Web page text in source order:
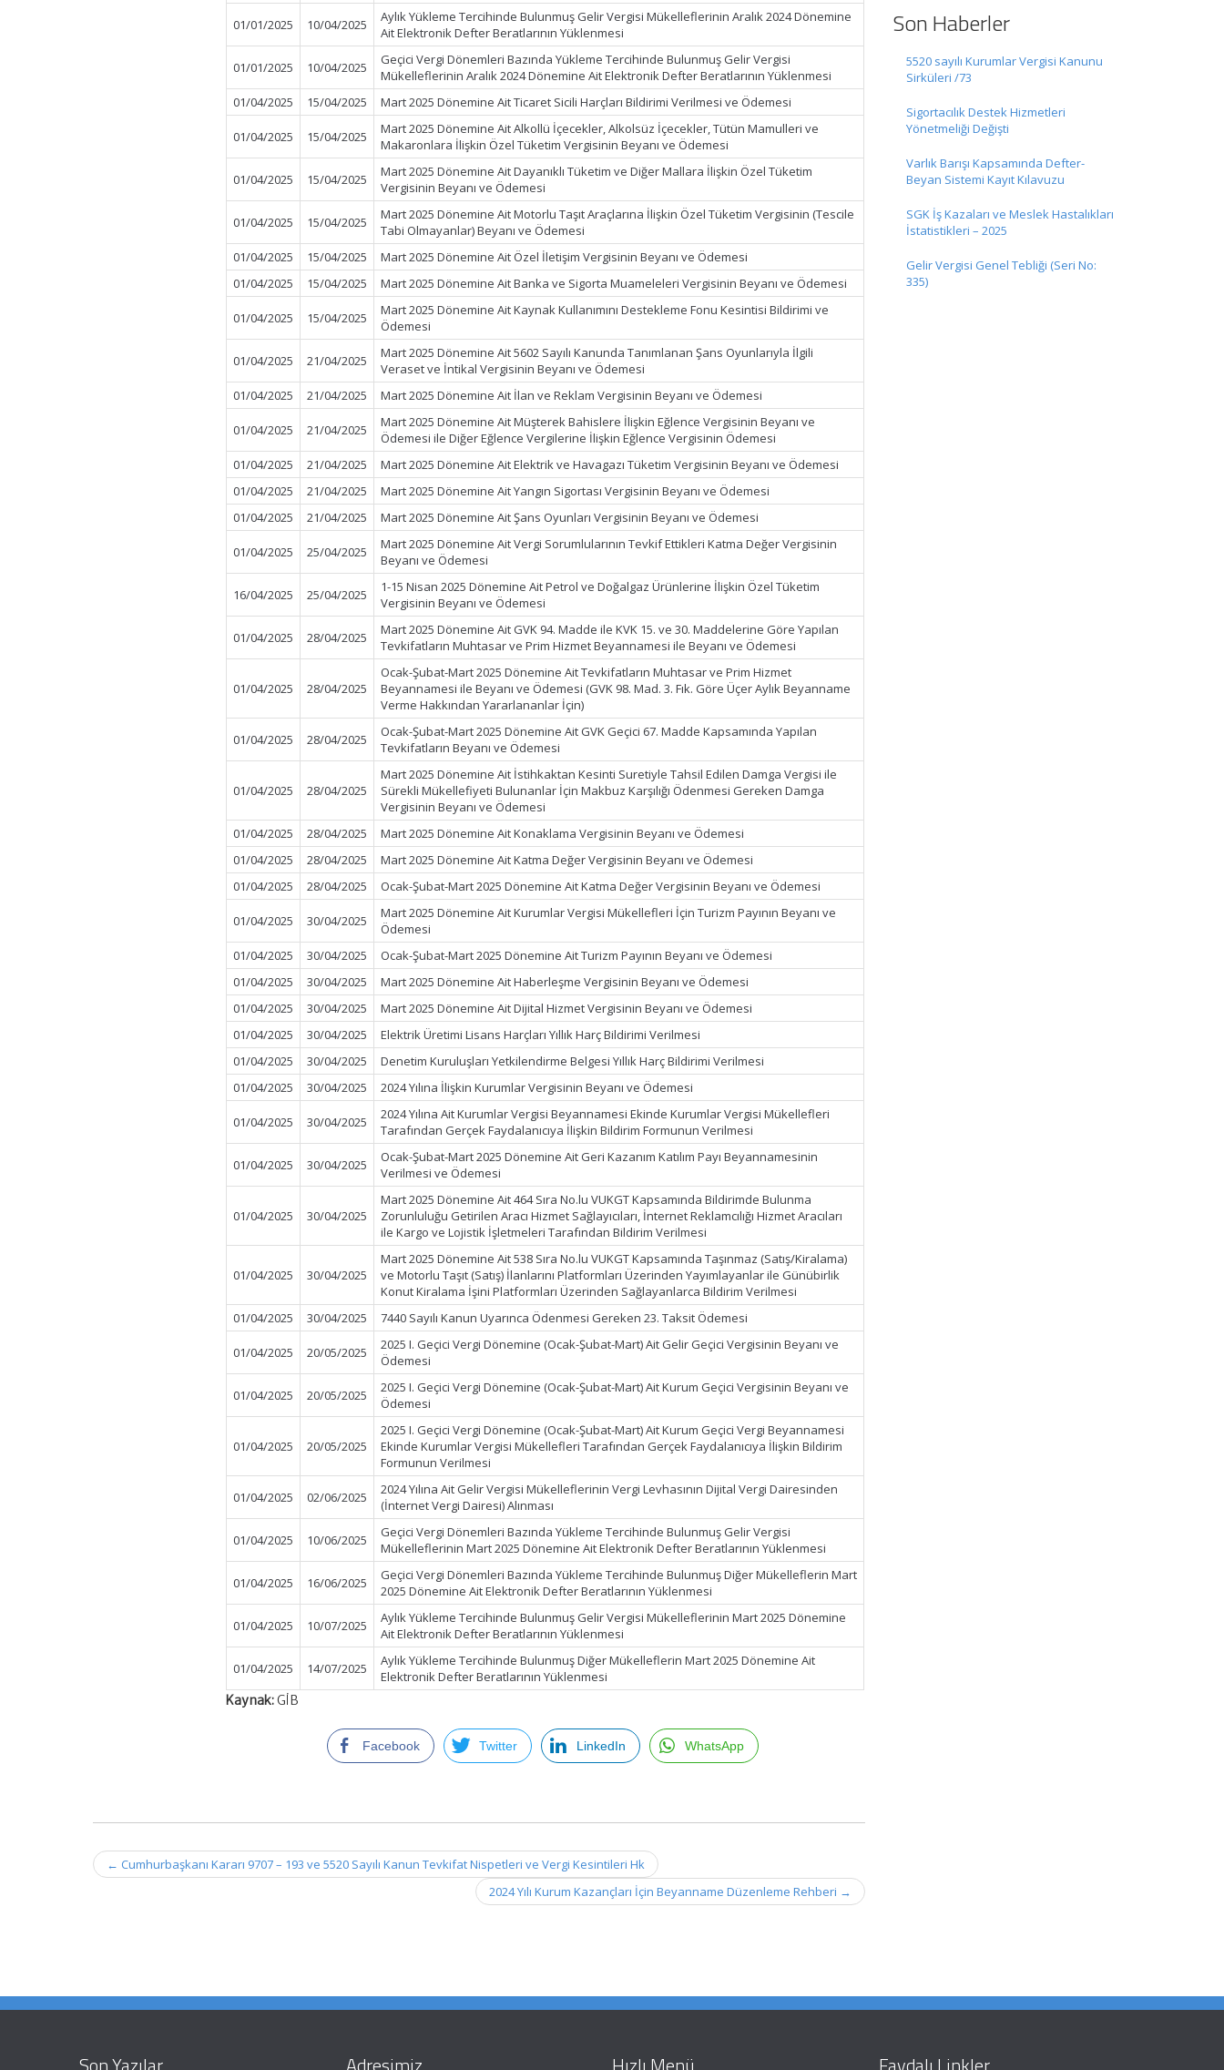
01/01/2025 10/04/2025
Aylık Yükleme Tercihinde Bulunmuş Gelir Vergisi Mükelleflerinin Aralık 2024 Dönemine
Ait Elektronik Defter Beratlarının Yüklenmesi
01/01/2025 10/04/2025
Geçici Vergi Dönemleri Bazında Yükleme Tercihinde Bulunmuş Gelir Vergisi
Mükelleflerinin Aralık 2024 Dönemine Ait Elektronik Defter Beratlarının Yüklenmesi
01/04/2025
15/04/2025 Mart 2025 Dönemine Ait Ticaret Sicili Harçları Bildirimi Verilmesi ve Ödemesi
01/04/2025 15/04/2025
Mart 2025 Dönemine Ait Alkollü İçecekler, Alkolsüz İçecekler, Tütün Mamulleri ve
Makaronlara İlişkin Özel Tüketim Vergisinin Beyanı ve Ödemesi
01/04/2025 15/04/2025
Mart 2025 Dönemine Ait Dayanıklı Tüketim ve Diğer Mallara İlişkin Özel Tüketim
Vergisinin Beyanı ve Ödemesi
01/04/2025 15/04/2025
Mart 2025 Dönemine Ait Motorlu Taşıt Araçlarına İlişkin Özel Tüketim Vergisinin (Tescile
Tabi Olmayanlar) Beyanı ve Ödemesi
01/04/2025
15/04/2025
Mart 2025 Dönemine Ait Özel İletişim Vergisinin Beyanı ve Ödemesi
01/04/2025
15/04/2025 Mart 2025 Dönemine Ait Banka ve Sigorta Muameleleri Vergisinin Beyanı ve Ödemesi
01/04/2025 15/04/2025
Mart 2025 Dönemine Ait Kaynak Kullanımını Destekleme Fonu Kesintisi Bildirimi ve
Ödemesi
01/04/2025 21/04/2025
Mart 2025 Dönemine Ait 5602 Sayılı Kanunda Tanımlanan Şans Oyunlarıyla İlgili
Veraset ve İntikal Vergisinin Beyanı ve Ödemesi
01/04/2025
21/04/2025 Mart 2025 Dönemine Ait İlan ve Reklam Vergisinin Beyanı ve Ödemesi
01/04/2025 21/04/2025
Mart 2025 Dönemine Ait Müşterek Bahislere İlişkin Eğlence Vergisinin Beyanı ve
Ödemesi ile Diğer Eğlence Vergilerine İlişkin Eğlence Vergisinin Ödemesi
01/04/2025
21/04/2025
Mart 2025 Dönemine Ait Elektrik ve Havagazı Tüketim Vergisinin Beyanı ve Ödemesi
01/04/2025
21/04/2025
Mart 2025 Dönemine Ait Yangın Sigortası Vergisinin Beyanı ve Ödemesi
01/04/2025
21/04/2025 Mart 2025 Dönemine Ait Şans Oyunları Vergisinin Beyanı ve Ödemesi
01/04/2025 25/04/2025
Mart 2025 Dönemine Ait Vergi Sorumlularının Tevkif Ettikleri Katma Değer Vergisinin
Beyanı ve Ödemesi
16/04/2025 25/04/2025
1-15 Nisan 2025 Dönemine Ait Petrol ve Doğalgaz Ürünlerine İlişkin Özel Tüketim
Vergisinin Beyanı ve Ödemesi
01/04/2025 28/04/2025
Mart 2025 Dönemine Ait GVK 94. Madde ile KVK 15. ve 30. Maddelerine Göre Yapılan
Tevkifatların Muhtasar ve Prim Hizmet Beyannamesi ile Beyanı ve Ödemesi
01/04/2025 28/04/2025
Ocak-Şubat-Mart 2025 Dönemine Ait Tevkifatların Muhtasar ve Prim Hizmet
Beyannamesi ile Beyanı ve Ödemesi (GVK 98. Mad. 3. Fık. Göre Üçer Aylık Beyanname
Verme Hakkından Yararlananlar İçin)
01/04/2025 28/04/2025
Ocak-Şubat-Mart 2025 Dönemine Ait GVK Geçici 67. Madde Kapsamında Yapılan
Tevkifatların Beyanı ve Ödemesi
01/04/2025 28/04/2025
Mart 2025 Dönemine Ait İstihkaktan Kesinti Suretiyle Tahsil Edilen Damga Vergisi ile
Sürekli Mükellefiyeti Bulunanlar İçin Makbuz Karşılığı Ödenmesi Gereken Damga
Vergisinin Beyanı ve Ödemesi
01/04/2025
28/04/2025
Mart 2025 Dönemine Ait Konaklama Vergisinin Beyanı ve Ödemesi
01/04/2025
28/04/2025
Mart 2025 Dönemine Ait Katma Değer Vergisinin Beyanı ve Ödemesi
01/04/2025
28/04/2025 Ocak-Şubat-Mart 2025 Dönemine Ait Katma Değer Vergisinin Beyanı ve Ödemesi
01/04/2025 30/04/2025
Mart 2025 Dönemine Ait Kurumlar Vergisi Mükellefleri İçin Turizm Payının Beyanı ve
Ödemesi
01/04/2025
30/04/2025
Ocak-Şubat-Mart 2025 Dönemine Ait Turizm Payının Beyanı ve Ödemesi
01/04/2025
30/04/2025
Mart 2025 Dönemine Ait Haberleşme Vergisinin Beyanı ve Ödemesi
01/04/2025
30/04/2025
Mart 2025 Dönemine Ait Dijital Hizmet Vergisinin Beyanı ve Ödemesi
01/04/2025
30/04/2025
Elektrik Üretimi Lisans Harçları Yıllık Harç Bildirimi Verilmesi
01/04/2025
30/04/2025
Denetim Kuruluşları Yetkilendirme Belgesi Yıllık Harç Bildirimi Verilmesi
01/04/2025
30/04/2025 2024 Yılına İlişkin Kurumlar Vergisinin Beyanı ve Ödemesi
01/04/2025 30/04/2025
2024 Yılına Ait Kurumlar Vergisi Beyannamesi Ekinde Kurumlar Vergisi Mükellefleri
Tarafından Gerçek Faydalanıcıya İlişkin Bildirim Formunun Verilmesi
01/04/2025 30/04/2025
Ocak-Şubat-Mart 2025 Dönemine Ait Geri Kazanım Katılım Payı Beyannamesinin
Verilmesi ve Ödemesi
01/04/2025 30/04/2025
Mart 2025 Dönemine Ait 464 Sıra No.lu VUKGT Kapsamında Bildirimde Bulunma
Zorunluluğu Getirilen Aracı Hizmet Sağlayıcıları, İnternet Reklamcılığı Hizmet Aracıları
ile Kargo ve Lojistik İşletmeleri Tarafından Bildirim Verilmesi
01/04/2025 30/04/2025
Mart 2025 Dönemine Ait 538 Sıra No.lu VUKGT Kapsamında Taşınmaz (Satış/Kiralama)
ve Motorlu Taşıt (Satış) İlanlarını Platformları Üzerinden Yayımlayanlar ile Günübirlik
Konut Kiralama İşini Platformları Üzerinden Sağlayanlarca Bildirim Verilmesi
01/04/2025
30/04/2025 7440 Sayılı Kanun Uyarınca Ödenmesi Gereken 23. Taksit Ödemesi
01/04/2025 20/05/2025
2025 I. Geçici Vergi Dönemine (Ocak-Şubat-Mart) Ait Gelir Geçici Vergisinin Beyanı ve
Ödemesi
01/04/2025 20/05/2025
2025 I. Geçici Vergi Dönemine (Ocak-Şubat-Mart) Ait Kurum Geçici Vergisinin Beyanı ve
Ödemesi
01/04/2025 20/05/2025
2025 I. Geçici Vergi Dönemine (Ocak-Şubat-Mart) Ait Kurum Geçici Vergi Beyannamesi
Ekinde Kurumlar Vergisi Mükellefleri Tarafından Gerçek Faydalanıcıya İlişkin Bildirim
Formunun Verilmesi
01/04/2025 02/06/2025
2024 Yılına Ait Gelir Vergisi Mükelleflerinin Vergi Levhasının Dijital Vergi Dairesinden
(İnternet Vergi Dairesi) Alınması
01/04/2025 10/06/2025
Geçici Vergi Dönemleri Bazında Yükleme Tercihinde Bulunmuş Gelir Vergisi
Mükelleflerinin Mart 2025 Dönemine Ait Elektronik Defter Beratlarının Yüklenmesi
01/04/2025 16/06/2025
Geçici Vergi Dönemleri Bazında Yükleme Tercihinde Bulunmuş Diğer Mükelleflerin Mart
2025 Dönemine Ait Elektronik Defter Beratlarının Yüklenmesi
01/04/2025 10/07/2025
Aylık Yükleme Tercihinde Bulunmuş Gelir Vergisi Mükelleflerinin Mart 2025 Dönemine
Ait Elektronik Defter Beratlarının Yüklenmesi
01/04/2025 14/07/2025
Aylık Yükleme Tercihinde Bulunmuş Diğer Mükelleflerin Mart 2025 Dönemine Ait
Elektronik Defter Beratlarının Yüklenmesi
Kaynak:GİB
Facebook Twitter LinkedIn WhatsApp
Post
navigation
← Cumhurbaşkanı Kararı 9707 – 193 ve 5520 Sayılı Kanun Tevkifat Nispetleri ve Vergi Kesintileri Hk
2024 Yılı Kurum Kazançları İçin Beyanname Düzenleme Rehberi →
Son Haberler
5520 sayılı Kurumlar Vergisi Kanunu
Sirküleri /73
Sigortacılık Destek Hizmetleri
Yönetmeliği Değişti
Varlık Barışı Kapsamında Defter-
Beyan Sistemi Kayıt Kılavuzu
SGK İş Kazaları ve Meslek Hastalıkları
İstatistikleri – 2025
Gelir Vergisi Genel Tebliği (Seri No:
335)